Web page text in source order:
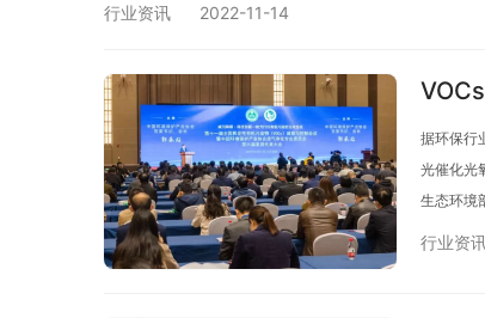
行业资讯 2022-11-14
据环保行
光催化光
生态环境
性有…
行业资